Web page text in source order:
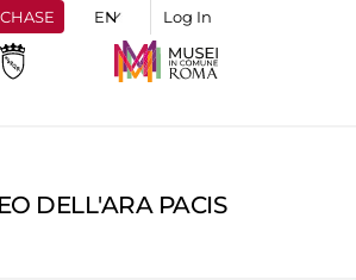
Log In
DELL'ARA PACIS